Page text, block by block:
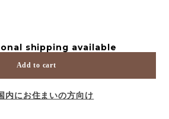
shipping available
Add to cart
内にお住まいの方向け